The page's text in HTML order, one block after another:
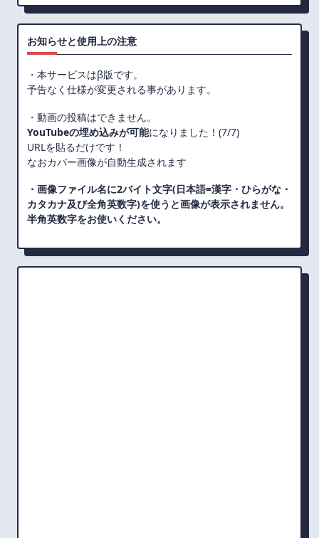
お知らせと使用上の注意
・本サービスはβ版です。
予告なく仕様が変更される事があります。
・動画の投稿はできません。
YouTubeの埋め込みが可能になりました！(7/7)
URLを貼るだけです！
なおカバー画像が自動生成されます
・画像ファイル名に2バイト文字(日本語=漢字・ひらがな・
カタカナ及び全角英数字)を使うと画像が表示されません。
半角英数字をお使いください。